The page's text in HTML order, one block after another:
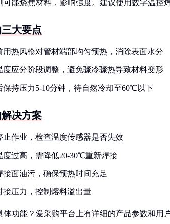
能烧焦材料，影响强度。建议使用数字温控
大要点
用热风枪对管材端部均匀预热，消除表面水分
度应分阶段调整，避免骤冷骤热导致材料变形
保持压力5-10分钟，待自然冷却至60℃以下
决方案
止作业，检查温度传感器是否失效
度过高，需降低20-30℃重新焊接
面油污，确保预热时间充足
接压力，控制熔料溢出量
功能？爱采购平台上有详细的产品参数和用